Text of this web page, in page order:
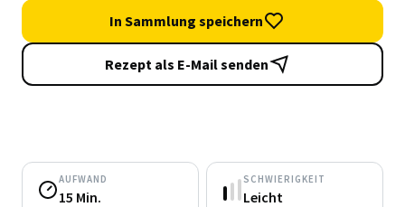
In Sammlung speichern
Rezept als E-Mail senden
AUFWAND
15 Min.
SCHWIERIGKEIT
Leicht